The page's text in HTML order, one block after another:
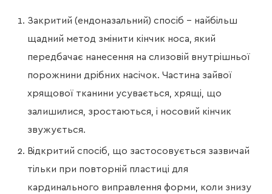
Закритий (ендоназальний) спосіб – найбільш
щадний метод змінити кінчик носа, який
передбачає нанесення на слизовій внутрішньої
порожнини дрібних насічок. Частина зайвої
хрящової тканини усувається, хрящі, що
залишилися, зростаються, і носовий кінчик
звужується.
Відкритий спосіб, що застосовується зазвичай
тільки при повторній пластиці для
кардинального виправлення форми, коли знизу